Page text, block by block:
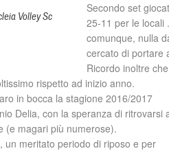
Volley Sc
Secondo set
25-11 per le locali
comunque, nulla
cercato di portare
Ricordo inoltre che
rispetto ad inizio anno.
in bocca la stagione 2016/2017
Delia, con la speranza di ritrovarsi
(e magari più numerose).
un meritato periodo di riposo e per